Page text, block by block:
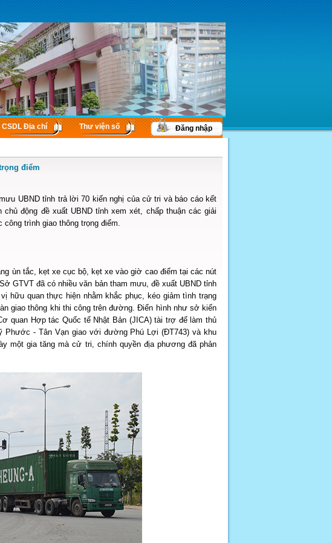
CSDL Ðịa chí Thư viện số Đăng nhập
điểm
UBND tỉnh trả lời 70 kiến nghị của cử tri và báo cáo kết
động đề xuất UBND tỉnh xem xét, chấp thuận các giải
công trình giao thông trọng điểm.
ùn tắc, kẹt xe cục bộ, kẹt xe vào giờ cao điểm tại các nút
GTVT đã có nhiều văn bản tham mưu, đề xuất UBND tỉnh
hữu quan thực hiện nhằm khắc phục, kéo giảm tình trạng
giao thông khi thi công trên đường. Điển hình như sở kiến
quan Hợp tác Quốc tế Nhật Bản (JICA) tài trợ để làm thủ
- Tân Vạn giao với đường Phú Lợi (ĐT743) và khu
một gia tăng mà cử tri, chính quyền địa phương đã phản